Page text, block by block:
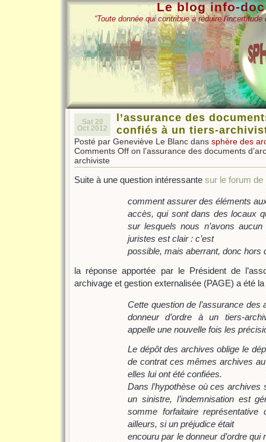
Le blog info-
“Toute donnée qui contribue à réduire
Sat 20
Oct 2012
l’assurance des
confiés à un tiers-
Posté par Geneviève Le Blanc dans sphère des
Comments Off on l’assurance des documents
archiviste
Suite à une question intéressante sur le forum de
comment assurer des éléments
accès, qui sont dans des locaux
sur lesquels nous n’avons
juristes est clair : c’est
possible, mais aberrant, donc hors
la réponse apportée par le Président de
archivage et gestion externalisée (PAGE) a été
Cette question de l’assurance des
donneur d’ordre à un tiers-
appelle une nouvelle fois les
Le dépôt des archives oblige le
de contrat ces mêmes archives
elles lui ont été confiées.
Dans l’hypothèse où ces archives
un sinistre, l’indemnisation est
somme forfaitaire
ailleurs, si un préjudice était
encouru par le donneur d’ordre qui